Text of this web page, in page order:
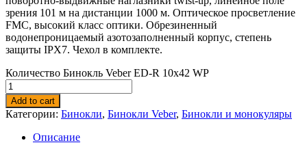
зрения 101 м на дистанции 1000 м. Оптическое просветление
FMC, высокий класс оптики. Обрезиненный
водонепроницаемый азотозаполненный корпус, степень
защиты IPX7. Чехол в комплекте.
Количество Бинокль Veber ED-R 10x42 WP
Add to cart
Категории: Бинокли, Бинокли Veber, Бинокли и монокуляры
Описание